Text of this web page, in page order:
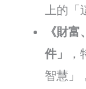
上的
《財
件」
智慧」